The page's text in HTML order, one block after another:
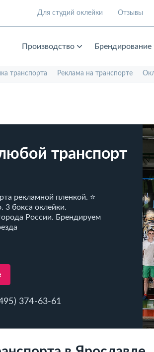
Для студий оклейки Отзывы
Производство Брендирование
транспорта Реклама на транспорте
транспорт
рекламной пленкой. ⭐
3 бокса оклейки.
России. Брендируем
374-63-61